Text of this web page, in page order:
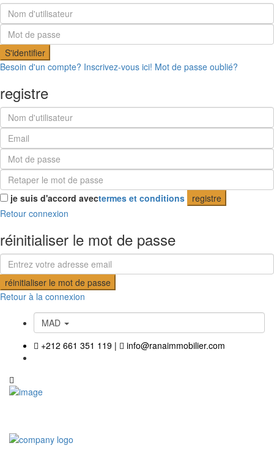
S'identifier
Besoin d'un compte? Inscrivez-vous ici! Mot de passe oublié?
registre
je suis d'accord avectermes et conditions
registre
Retour connexion
réinitialiser le mot de passe
réinitialiser le mot de passe
Retour à la connexion
MAD
+212 661 351 119 | info@ranaimmobilier.com